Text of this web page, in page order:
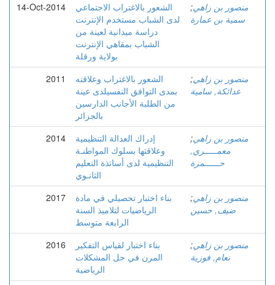
14-Oct-2014
الشعور بالاغتراب الاجتماعي
لدى الشباب مستخدم الإنترنت
دراسة ميدانية لعينة من
الشباب بمقاهي الإنترنت
بولاية ورقلة
منصور بن زاهي;
سمية بن عمارة
2011
الشعور بالاغتراب وعلاقته
بمدى التوافق النفسيلدى عينة
من الطلبة الأجانب الدارسين
بالجزائر
منصور بن زاهي;
عدائكة, سامية
2014
إدراك العدالة التنظيمية
وعلاقتها بسلوك المواطنـة
التنظيمية لدى أساتذة التعليم
الثانـوي
منصور بن زاهي;
معمـــــري,
حــــــمزة
2017
بناء اختبار تحصيلي في مادة
الرياضيات لتلاميذ السنة
الرابعة متوسط
منصور بن زاهي;
ضيف, حسين
2016
بناء اختبار لقياس التفكير
المرن في حل المشكلات
الرياضية
منصور بن زاهي;
نعام, فوزية